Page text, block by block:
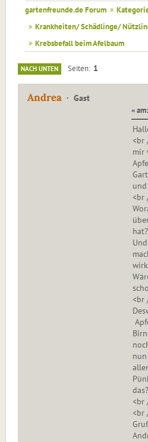
gartenfreunde.de Forum »
» Krankheiten/ Schädlinge/
» Krebsbefall beim Afelbaum
NACH UNTEN Seiten 1
Andrea Gast
«
<br
mir
<br
<br
<br
<br